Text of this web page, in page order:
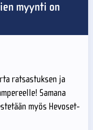
myynti on
ratsastuksen ja
Samana
myös Hevoset-